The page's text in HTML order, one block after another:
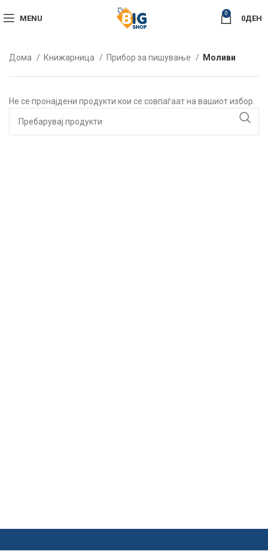
MENU
0
0ДЕН
Дома Книжарница Прибор за пишување Моливи
Не се пронајдени продукти кои се совпаѓаат на вашиот избор.